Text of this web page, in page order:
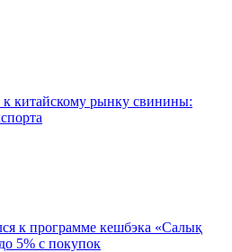
к китайскому рынку свинины:
к программе кешбэка «Салық
5% с покупок